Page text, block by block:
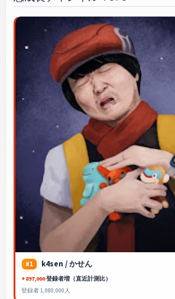
#1 k4sen / かせん
+897,000登録者増（直近計測比）
登録者 1,080,000人